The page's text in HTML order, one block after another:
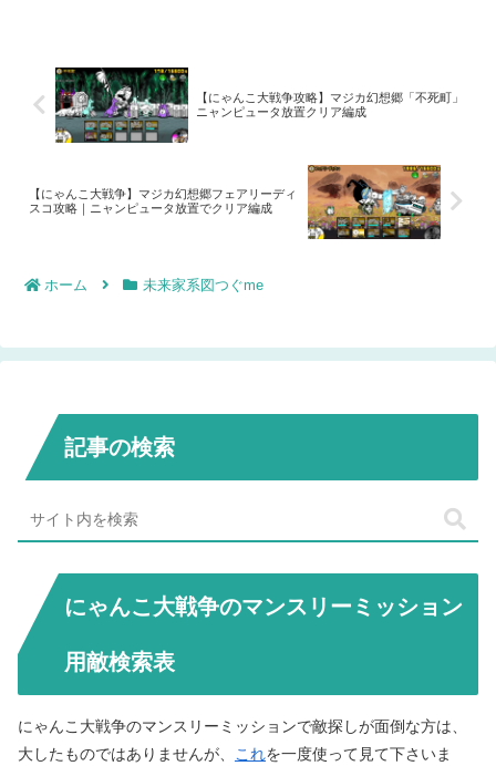
たらご指摘下さい。
【にゃんこ大戦争攻略】マジカ幻想郷「不死町」
ニャンピュータ放置クリア編成
【にゃんこ大戦争】マジカ幻想郷フェアリーディ
スコ攻略｜ニャンピュータ放置でクリア編成
ホーム 未来家系図つぐme
記事の検索
にゃんこ大戦争のマンスリーミッション
用敵検索表
にゃんこ大戦争のマンスリーミッションで敵探しが面倒な方は、
大したものではありませんが、
これを一度使って見て下さいま